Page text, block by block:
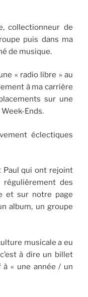
collectionneur de
puis dans ma
de musique.
« radio libre » au
à ma carrière
sur une
Ends.
éclectiques
Paul qui ont rejoint
régulièrement des
et sur notre page
album, un groupe
musicale a eu
c’est à dire un billet
« une année / un